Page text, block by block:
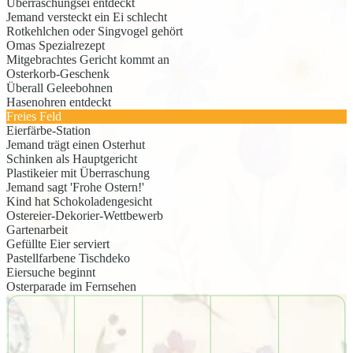
Überraschungsei entdeckt
Jemand versteckt ein Ei schlecht
Rotkehlchen oder Singvogel gehört
Omas Spezialrezept
Mitgebrachtes Gericht kommt an
Osterkorb-Geschenk
Überall Geleebohnen
Hasenohren entdeckt
Freies Feld
Eierfärbe-Station
Jemand trägt einen Osterhut
Schinken als Hauptgericht
Plastikeier mit Überraschung
Jemand sagt 'Frohe Ostern!'
Kind hat Schokoladengesicht
Ostereier-Dekorier-Wettbewerb
Gartenarbeit
Gefüllte Eier serviert
Pastellfarbene Tischdeko
Eiersuche beginnt
Osterparade im Fernsehen